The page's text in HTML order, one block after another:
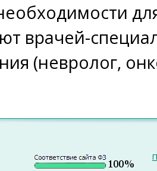
врачей-
(невролог,